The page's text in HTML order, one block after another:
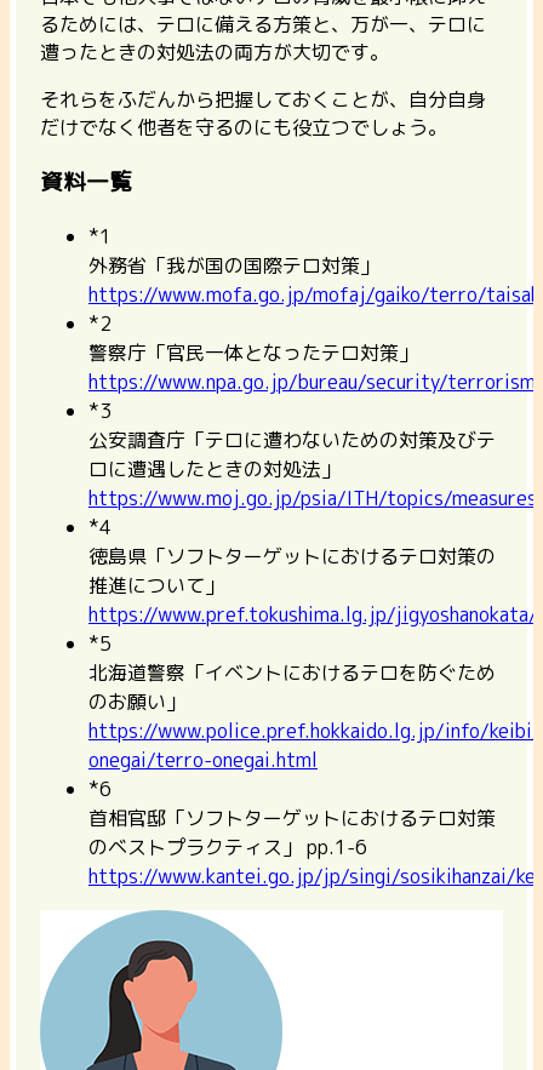
るためには、テロに備える方策と、万が一、テロに
遭ったときの対処法の両方が大切です。
それらをふだんから把握しておくことが、自分自身
だけでなく他者を守るのにも役立つでしょう。
資料一覧
*1
外務省「我が国の国際テロ対策」
https://www.mofa.go.jp/mofaj/gaiko/terro/
*2
警察庁「官民一体となったテロ対策」
https://www.npa.go.jp/bureau/security/
*3
公安調査庁「テロに遭わないための対策及びテ
ロに遭遇したときの対処法」
https://www.moj.go.jp/psia/ITH/topics/
*4
徳島県「ソフトターゲットにおけるテロ対策の
推進について」
https://www.pref.tokushima.lg.jp/
*5
北海道警察「イベントにおけるテロを防ぐため
のお願い」
https://www.police.pref.hokkaido.lg.jp/info/
onegai/terro-onegai.html
*6
首相官邸「ソフトターゲットにおけるテロ対策
のベストプラクティス」 pp.1-6
https://www.kantei.go.jp/jp/singi/sosikihanzai/